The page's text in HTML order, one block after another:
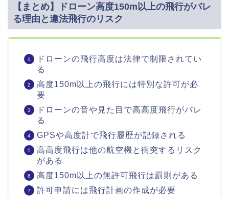
【まとめ】ドローン高度150m以上の飛行がバレ
る理由と違法飛行のリスク
ドローンの飛行高度は法律で制限されてい
る
高度150m以上の飛行には特別な許可が必
要
ドローンの音や見た目で高高度飛行がバレ
る
GPSや高度計で飛行履歴が記録される
高高度飛行は他の航空機と衝突するリスク
がある
高度150m以上の無許可飛行は罰則がある
許可申請には飛行計画の作成が必要